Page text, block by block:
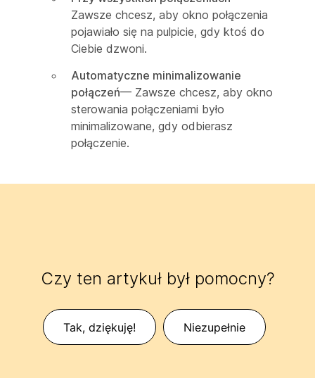
Zawsze chcesz, aby okno połączenia
pojawiało się na pulpicie, gdy ktoś do
Ciebie dzwoni.
Automatyczne minimalizowanie
połączeń— Zawsze chcesz, aby okno
sterowania połączeniami było
minimalizowane, gdy odbierasz
połączenie.
Czy ten artykuł był pomocny?
Tak, dziękuję! Niezupełnie